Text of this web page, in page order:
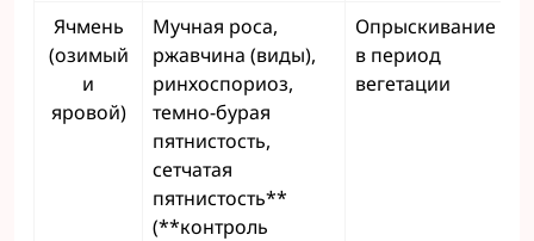
Ячмень
(озимый
и
яровой)
Мучная роса,
ржавчина (виды),
ринхоспориоз,
темно-бурая
пятнистость,
сетчатая
пятнистость**
(**контроль
Опрыскивание
в период
вегетации